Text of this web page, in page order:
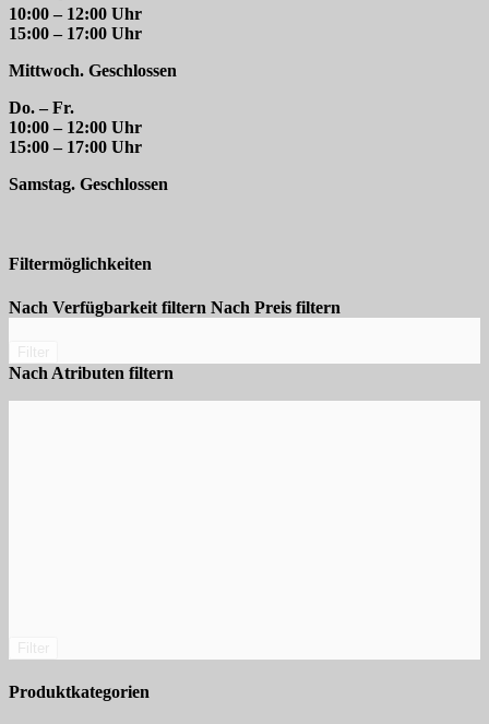
10:00 – 12:00 Uhr
15:00 – 17:00 Uhr
Mittwoch. Geschlossen
Do. – Fr.
10:00 – 12:00 Uhr
15:00 – 17:00 Uhr
Samstag. Geschlossen
Filtermöglichkeiten
Nach Verfügbarkeit filtern Nach Preis filtern
Nach Atributen filtern
Produktkategorien